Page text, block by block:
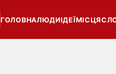
ГОЛОВНАЛЮДИІДЕЇМІСЦЯ